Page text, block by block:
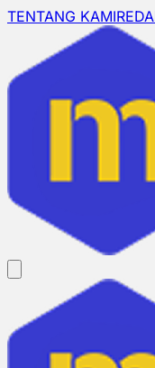
TENTANG KAMI